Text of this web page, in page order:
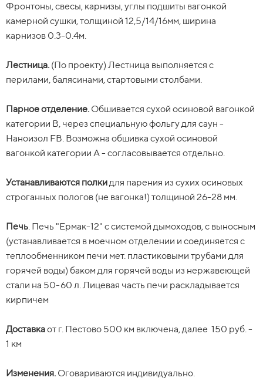
Фронтоны, свесы, карнизы, углы подшиты вагонкой
камерной сушки, толщиной 12,5/14/16мм, ширина
карнизов 0.3-0.4м.
Лестница. (По проекту) Лестница выполняется с
перилами, балясинами, стартовыми столбами.
Парное отделение. Обшивается сухой осиновой вагонкой
категории В, через специальную фольгу для саун -
Наноизол FB. Возможна обшивка сухой осиновой
вагонкой категории А - согласовывается отдельно.
Устанавливаются полкидля парения из сухих осиновых
строганных пологов (не вагонка!) толщиной 26-28 мм.
Печь. Печь "Ермак-12" с системой дымоходов, с выносным
(устанавливается в моечном отделении и соединяется с
теплообменником печи мет. пластиковыми трубами для
горячей воды) баком для горячей воды из нержавеющей
стали на 50-60 л. Лицевая часть печи раскладывается
кирпичем
Доставкаот г. Пестово 500 км включена, далее 150 руб. -
1 км
Изменения. Оговариваются индивидуально.
Фронтоны, свесы, карнизы, углы подшиты вагонкой
камерной сушки, толщиной 12,5/14/16мм, ширина
карнизов 0.3-0.4м.
Лестница. (По проекту) Лестница выполняется с
перилами, балясинами, стартовыми столбами.
Парное отделение. Обшивается сухой осиновой вагонкой
категории В, через специальную фольгу для саун -
Наноизол FB. Возможна обшивка сухой осиновой
вагонкой категории А - согласовывается отдельно.
строганных пологов (не вагонка!) толщиной 26-28 мм.
(устанавливается в моечном отделении и соединяется с
теплообменником печи мет. пластиковыми трубами для
горячей воды) баком для горячей воды из нержавеющей
стали на 50-60 л. Лицевая часть печи раскладывается
кирпичем
км.